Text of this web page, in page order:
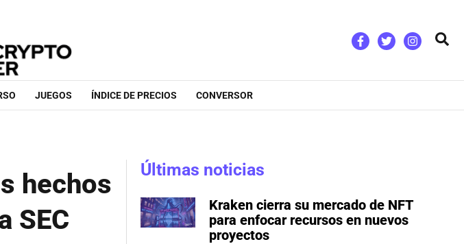
JUEGOS ÍNDICE DE PRECIOS CONVERSOR
hechos
SEC
Últimas noticias
Kraken cierra su mercado de NFT
para enfocar recursos en nuevos
proyectos